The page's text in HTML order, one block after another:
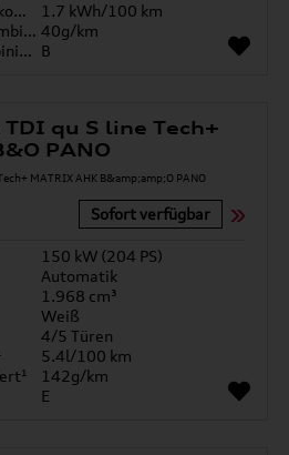
Stromverbrauch gew. kombiniert
1.7 kWh/100 km
CO2-Emission gew. kombiniert 40g/km
CO2-Klasse gew. kombiniert B
qu S line Tech+
PANO
Sofort verfügbar
150 kW (204 PS)
Automatik
1.968 cm³
Weiß
4/5 Türen
5.4l/100 km
142g/km
E